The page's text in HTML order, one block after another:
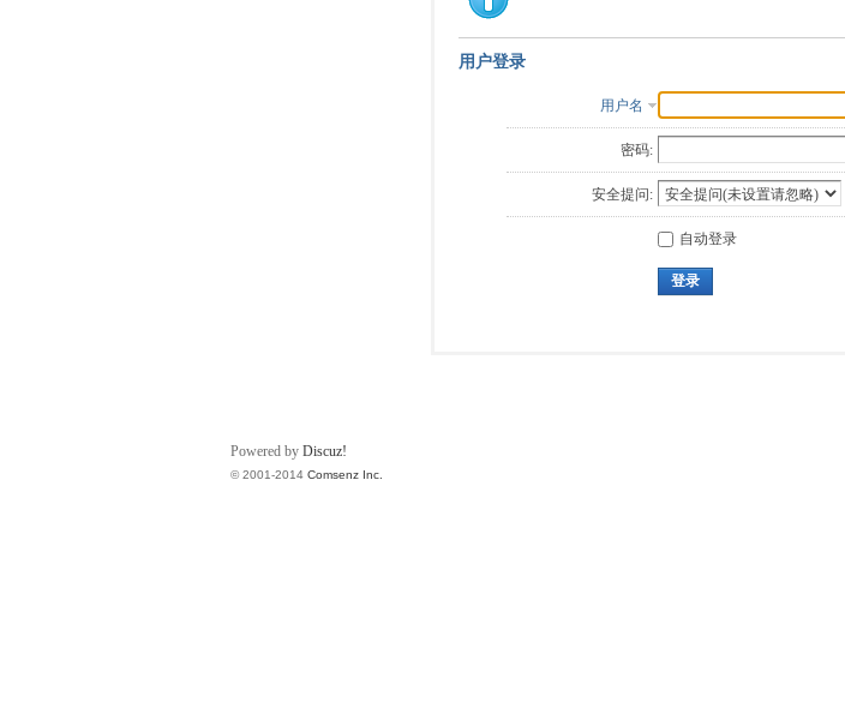
用户登录
用户名
密码:
安全提问:
自动登录
登录
Powered by Discuz!
© 2001-2014 Comsenz Inc.